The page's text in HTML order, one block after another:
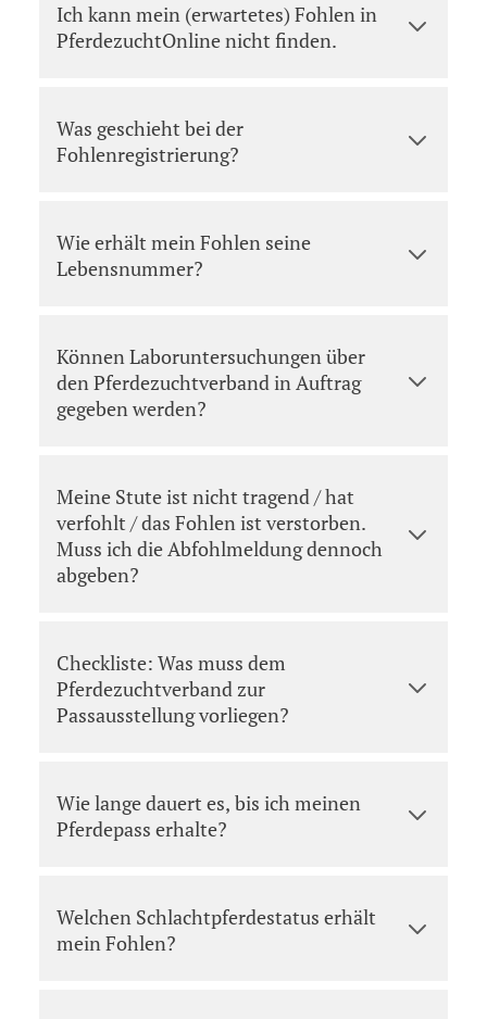
Ich kann mein (erwartetes) Fohlen in
PferdezuchtOnline nicht finden.
Was geschieht bei der
Fohlenregistrierung?
Wie erhält mein Fohlen seine
Lebensnummer?
Können Laboruntersuchungen über
den Pferdezuchtverband in Auftrag
gegeben werden?
Meine Stute ist nicht tragend / hat
verfohlt / das Fohlen ist verstorben.
Muss ich die Abfohlmeldung dennoch
abgeben?
Checkliste: Was muss dem
Pferdezuchtverband zur
Passausstellung vorliegen?
Wie lange dauert es, bis ich meinen
Pferdepass erhalte?
Welchen Schlachtpferdestatus erhält
mein Fohlen?